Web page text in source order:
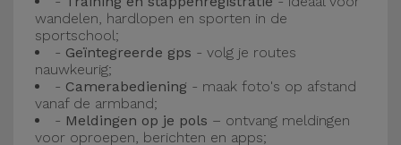
Bekijk
alles
wandelen, hardlopen en sporten in de
sportschool;
- Geïntegreerde gps - volg je routes
nauwkeurig;
- Camerabediening - maak foto's op afstand
vanaf de armband;
- Meldingen op je pols – ontvang meldingen
voor oproepen, berichten en apps;